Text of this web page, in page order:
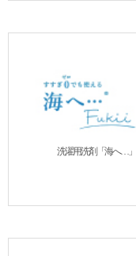
洗濯用洗剤「海へ…」